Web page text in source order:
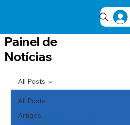
Painel de
Notícias
All Posts
Artigos
All Posts